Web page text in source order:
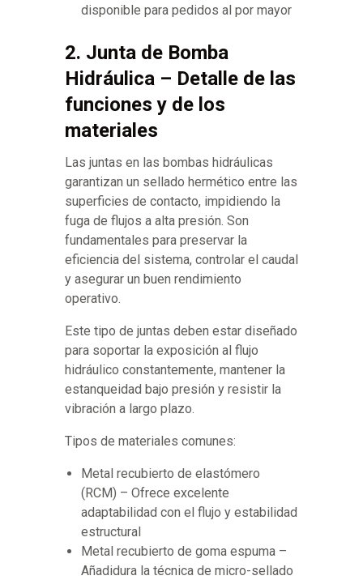
disponible para pedidos al por mayor
2. Junta de Bomba
Hidráulica – Detalle de las
funciones y de los
materiales
Las juntas en las bombas hidráulicas
garantizan un sellado hermético entre las
superficies de contacto, impidiendo la
fuga de flujos a alta presión. Son
fundamentales para preservar la
eficiencia del sistema, controlar el caudal
y asegurar un buen rendimiento
operativo.
Este tipo de juntas deben estar diseñado
para soportar la exposición al flujo
hidráulico constantemente, mantener la
estanqueidad bajo presión y resistir la
vibración a largo plazo.
Tipos de materiales comunes:
Metal recubierto de elastómero
(RCM) – Ofrece excelente
adaptabilidad con el flujo y estabilidad
estructural
Metal recubierto de goma espuma –
Añadidura la técnica de micro-sellado